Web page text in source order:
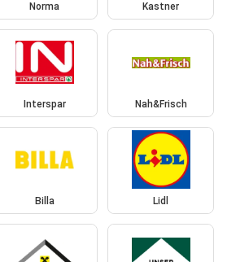
Norma Kastner
Interspar Nah&Frisch
Billa Lidl